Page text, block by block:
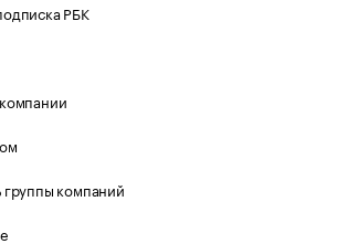
РБК
группы компаний